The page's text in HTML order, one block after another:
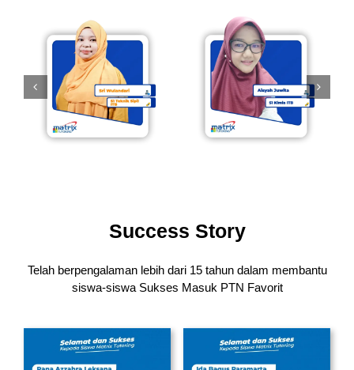
Success Story
Telah berpengalaman lebih dari 15 tahun dalam membantu
siswa-siswa Sukses Masuk PTN Favorit